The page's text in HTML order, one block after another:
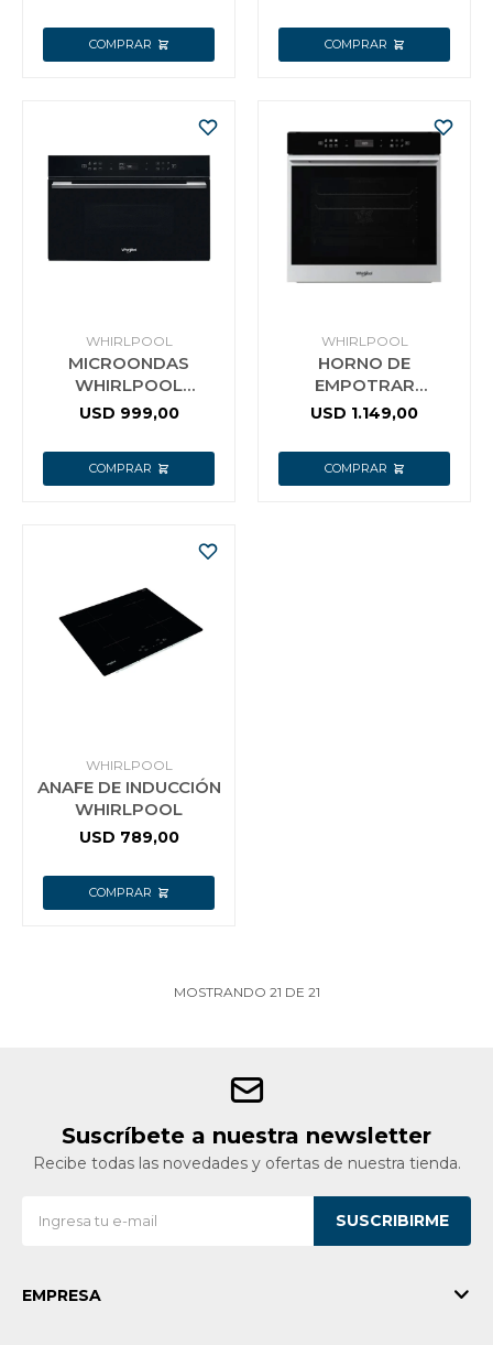
WHIRLPOOL
MICROONDAS
WHIRLPOOL
EMPOTRABLE NEGRO
USD 999,00
WHIRLPOOL
HORNO DE
EMPOTRAR
WHIRLPOOL
USD 1.149,00
WHIRLPOOL
ANAFE DE INDUCCIÓN
WHIRLPOOL
USD 789,00
MOSTRANDO 21 DE 21
Suscríbete a nuestra newsletter
Recibe todas las novedades y ofertas de nuestra tienda.
SUSCRIBIRME
EMPRESA